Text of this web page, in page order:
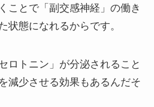
ことで「副交感神経」の働き
状態になれるからです。
ロトニン」が分泌されること
減少させる効果もあるんだそ